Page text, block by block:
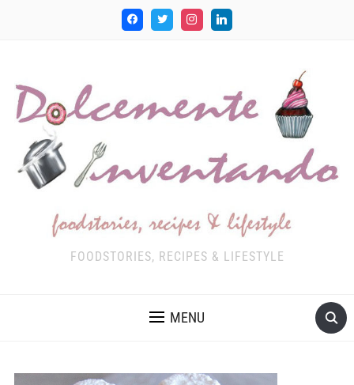
FOODSTORIES, RECIPES & LIFESTYLE
MENU